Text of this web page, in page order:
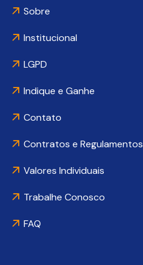
Sobre
Institucional
LGPD
Indique e Ganhe
Contato
Contratos e Regulamentos
Valores Individuais
Trabalhe Conosco
FAQ